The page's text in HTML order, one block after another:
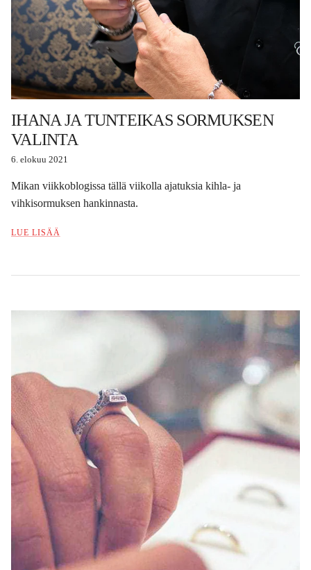
IHANA JA TUNTEIKAS SORMUKSEN
VALINTA
6. elokuu 2021
Mikan viikkoblogissa tällä viikolla ajatuksia kihla- ja
vihkisormuksen hankinnasta.
LUE LISÄÄ